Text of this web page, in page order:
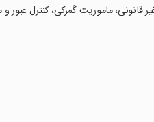
ماموریت گمرکی، کنترل عبور و